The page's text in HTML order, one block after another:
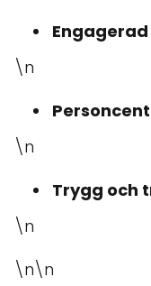
\n
\n
Trygg och
\n
\n\n